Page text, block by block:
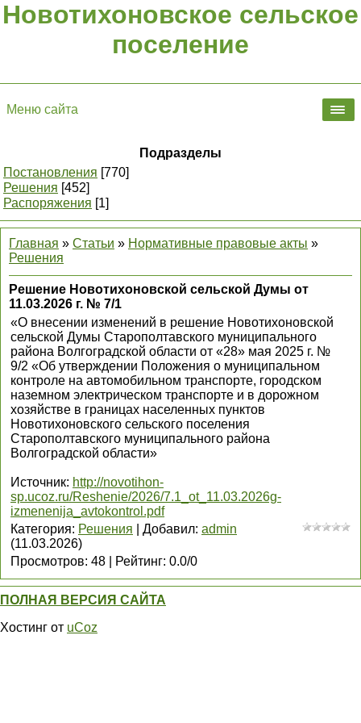
Новотихоновское сельское
поселение
Меню сайта
Подразделы
Постановления [770]
Решения [452]
Распоряжения [1]
Главная » Статьи » Нормативные правовые акты »
Решения
Решение Новотихоновской сельской Думы от
11.03.2026 г. № 7/1
«О внесении изменений в решение Новотихоновской
сельской Думы Старополтавского муниципального
района Волгоградской области от «28» мая 2025 г. №
9/2 «Об утверждении Положения о муниципальном
контроле на автомобильном транспорте, городском
наземном электрическом транспорте и в дорожном
хозяйстве в границах населенных пунктов
Новотихоновского сельского поселения
Старополтавского муниципального района
Волгоградской области»
Источник: http://novotihon-
sp.ucoz.ru/Reshenie/2026/7.1_ot_11.03.2026g-
izmenenija_avtokontrol.pdf
Категория: Решения Добавил: admin
(11.03.2026)
Просмотров: 48 Рейтинг: 0.0/0
ПОЛНАЯ ВЕРСИЯ САЙТА
Хостинг от uCoz